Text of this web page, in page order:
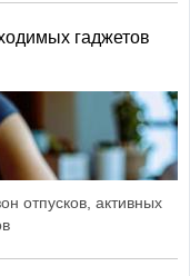
гаджетов
отпусков, активных